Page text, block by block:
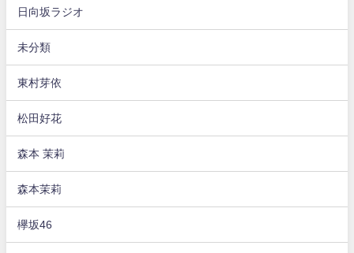
日向坂ラジオ
未分類
東村芽依
松田好花
森本 茉莉
森本茉莉
欅坂46